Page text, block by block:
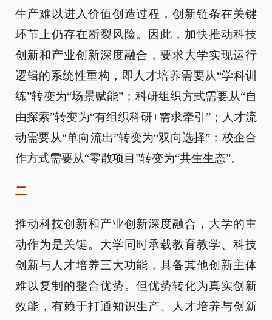
生产难以进入价值创造过程，创新链条在关键
环节上仍存在断裂风险。因此，加快推动科技
创新和产业创新深度融合，要求大学实现运行
逻辑的系统性重构，即人才培养需要从“学科训
练”转变为“场景赋能”；科研组织方式需要从“自
由探索”转变为“有组织科研+需求牵引”；人才流
动需要从“单向流出”转变为“双向选择”；校企合
作方式需要从“零散项目”转变为“共生生态”。
二
推动科技创新和产业创新深度融合，大学的主
动作为是关键。大学同时承载教育教学、科技
创新与人才培养三大功能，具备其他创新主体
难以复制的整合优势。但优势转化为真实创新
效能，有赖于打通知识生产、人才培养与创新